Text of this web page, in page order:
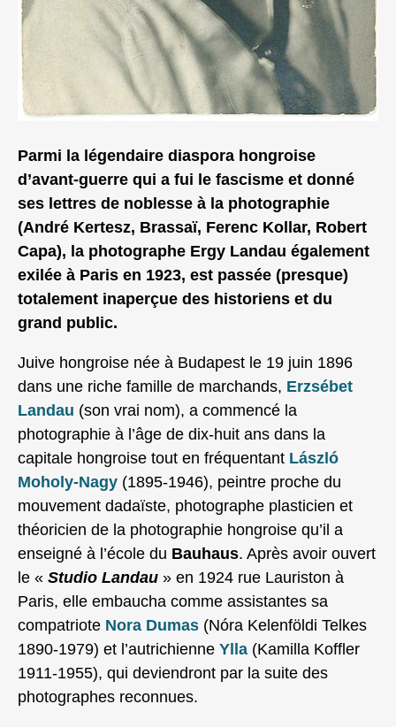
Parmi la légendaire diaspora hongroise
d’avant-guerre qui a fui le fascisme et donné
ses lettres de noblesse à la photographie
(André Kertesz, Brassaï, Ferenc Kollar, Robert
Capa), la photographe Ergy Landau également
exilée à Paris en 1923, est passée (presque)
totalement inaperçue des historiens et du
grand public.
Juive hongroise née à Budapest le 19 juin 1896
dans une riche famille de marchands, Erzsébet
Landau (son vrai nom), a commencé la
photographie à l’âge de dix-huit ans dans la
capitale hongroise tout en fréquentant László
Moholy-Nagy (1895-1946), peintre proche du
mouvement dadaïste, photographe plasticien et
théoricien de la photographie hongroise qu’il a
enseigné à l’école du Bauhaus. Après avoir ouvert
le « Studio Landau » en 1924 rue Lauriston à
Paris, elle embaucha comme assistantes sa
compatriote Nora Dumas (Nóra Kelenföldi Telkes
1890-1979) et l’autrichienne Ylla (Kamilla Koffler
1911-1955), qui deviendront par la suite des
photographes reconnues.